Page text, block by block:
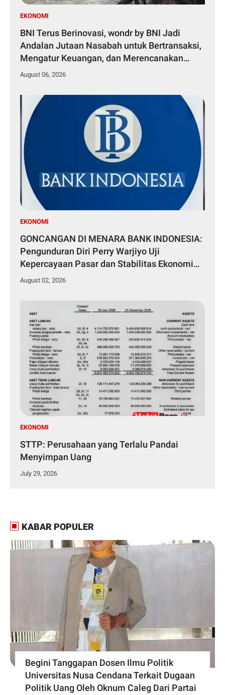
EKONOMI
BNI Terus Berinovasi, wondr by BNI Jadi
Andalan Jutaan Nasabah untuk Bertransaksi,
Mengatur Keuangan, dan Merencanakan
Masa Depan.
August 06, 2026
EKONOMI
GONCANGAN DI MENARA BANK INDONESIA:
Pengunduran Diri Perry Warjiyo Uji
Kepercayaan Pasar dan Stabilitas Ekonomi
Nasional
August 02, 2026
EKONOMI
STTP: Perusahaan yang Terlalu Pandai
Menyimpan Uang
July 29, 2026
KABAR POPULER
Begini Tanggapan Dosen Ilmu Politik
Universitas Nusa Cendana Terkait Dugaan
Politik Uang Oleh Oknum Caleg Dari Partai